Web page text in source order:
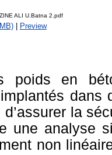
ALI U.Batna 2.pdf
| Preview
poids en
la
une analyse
non